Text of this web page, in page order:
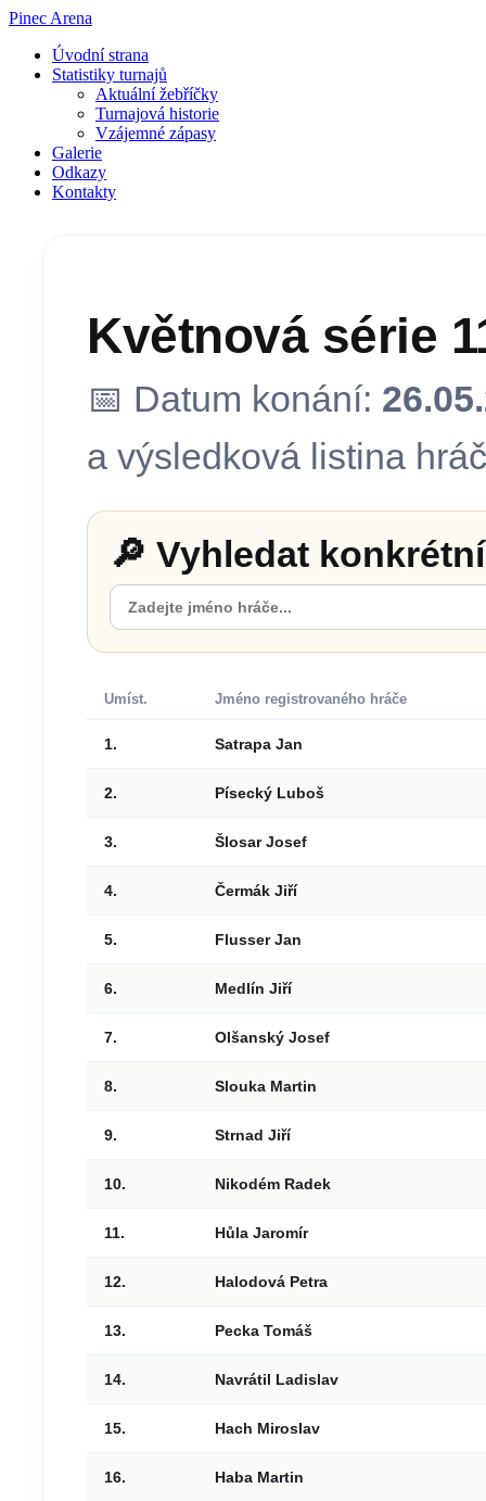
Pinec Arena
Úvodní strana
Statistiky turnajů
Aktuální žebříčky
Turnajová historie
Vzájemné zápasy
Galerie
Odkazy
Kontakty
Květnová série
📅 Datum konání:
a výsledková listina
🔎 Vyhledat
Umíst. Jméno registrovaného hráče
1. Satrapa Jan
2. Písecký Luboš
3. Šlosar Josef
4. Čermák Jiří
5. Flusser Jan
6. Medlín Jiří
7. Olšanský Josef
8. Slouka Martin
9. Strnad Jiří
10. Nikodém Radek
11. Hůla Jaromír
12. Halodová Petra
13. Pecka Tomáš
14. Navrátil Ladislav
15. Hach Miroslav
16. Haba Martin